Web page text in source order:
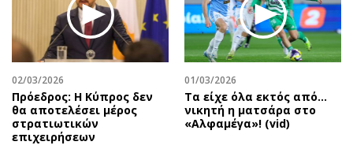
Περιβάλλον
Ελλάδα
Κόσμος
Παράξενα
Πολιτισμός
Σινεμά
Ταξίδια
Συνταγές
Έξοδος
Media
Εκπομπές
Wine routes
02/03/2026
Πρόεδρος: Η Κύπρος δεν
θα αποτελέσει μέρος
στρατιωτικών
επιχειρήσεων
01/03/2026
Τα είχε όλα εκτός από…
νικητή η ματσάρα στο
«Αλφαμέγα»! (vid)